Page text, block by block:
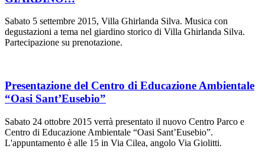
Sabato 5 settembre 2015, Villa Ghirlanda Silva. Musica con
degustazioni a tema nel giardino storico di Villa Ghirlanda Silva.
Partecipazione su prenotazione.
Presentazione del Centro di Educazione Ambientale
“Oasi Sant’Eusebio”
Sabato 24 ottobre 2015 verrà presentato il nuovo Centro Parco e
Centro di Educazione Ambientale “Oasi Sant’Eusebio”.
L'appuntamento è alle 15 in Via Cilea, angolo Via Giolitti.